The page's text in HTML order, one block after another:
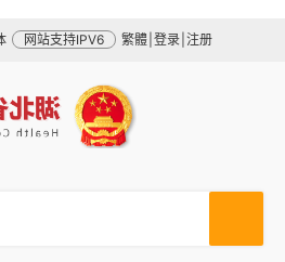
网站支持IPV6 繁體 登录 注册